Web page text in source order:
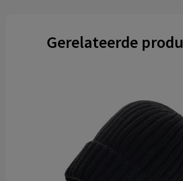
Gerelateerde